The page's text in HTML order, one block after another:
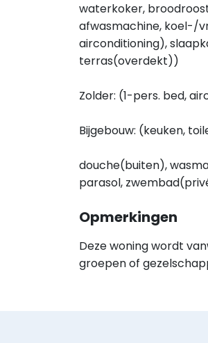
waterkoker,
afwasmachine, koel-/
airconditioning),
terras(overdekt))
Zolder: (1-pers. bed,
Bijgebouw: (keuken,
douche(buiten),
parasol,
Opmerkingen
Deze woning wordt
groepen of